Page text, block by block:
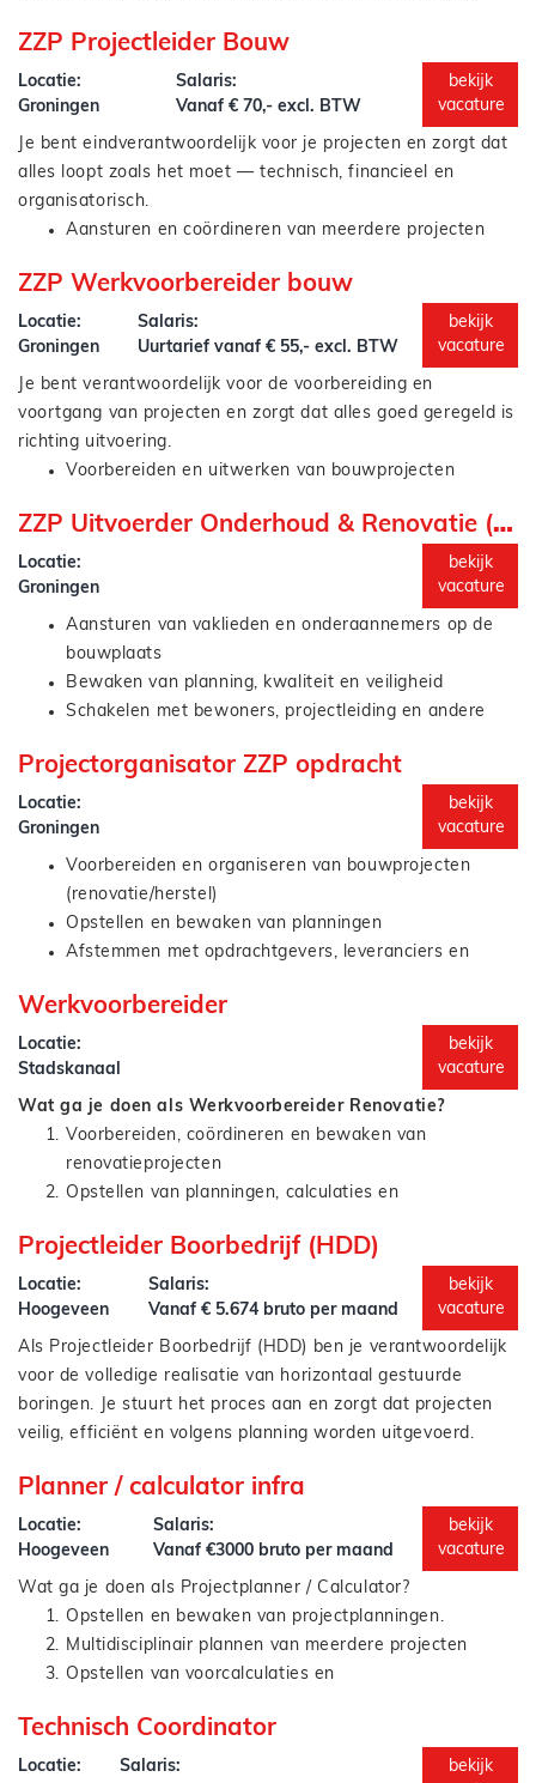
projecten
een duidelijke aanpak
Aansturen van projecten op het gebied van
landmeten, geo en civiele voorbereiding
Schakelen met opdrachtgevers, uitvoerende partijen
en interne teams
Bewaken van planning, budget en voortgang
Coördineren van werkzaamheden zoals inmeten,
Signaleren van afwijkingen en bijsturen waar nodig
Jij zorgt dat het buiten en binnen op elkaar aansluit.
ZZP Projectleider Bouw
Locatie:
Groningen
Salaris:
Vanaf € 70,- excl. BTW
bekijk
vacature
Je bent eindverantwoordelijk voor je projecten en zorgt dat
alles loopt zoals het moet — technisch, financieel en
organisatorisch.
Aansturen en coördineren van meerdere projecten
Bewaken van planning, budget en kwaliteit
Aansturen van werkvoorbereiding, uitvoering en
onderaannemers
Schakelen met opdrachtgevers, bewoners en interne
Signaleren van risico’s en bijsturen waar nodig
Zorgdragen voor een soepel verloop van
Jij bent degene die overzicht houdt en knopen doorhakt.
ZZP Werkvoorbereider bouw
Locatie:
Groningen
Salaris:
Uurtarief vanaf € 55,- excl. BTW
bekijk
vacature
Je bent verantwoordelijk voor de voorbereiding en
voortgang van projecten en zorgt dat alles goed geregeld is
richting uitvoering.
Voorbereiden en uitwerken van bouwprojecten
Opstellen en bewaken van planningen
Controleren van tekeningen, bestekken en technische
stukken
Inkoop en afstemming met leveranciers en
onderaannemers
Signaleren van knelpunten en hierop anticiperen
Schakelen met uitvoering, projectleiding en andere
Jij zorgt dat projecten blijven lopen en de uitvoering door
ZZP Uitvoerder Onderhoud & Renovatie (interim)
Locatie:
Groningen
bekijk
vacature
Aansturen van vaklieden en onderaannemers op de
bouwplaats
Bewaken van planning, kwaliteit en veiligheid
Schakelen met bewoners, projectleiding en andere
Signaleren van knelpunten en zorgen voor
oplossingen
Zorgdragen voor een soepel verloop van de uitvoering
projecten netjes en volgens afspraak worden uitgevoerd.
Projectorganisator ZZP opdracht
Locatie:
Groningen
bekijk
vacature
Voorbereiden en organiseren van bouwprojecten
(renovatie/herstel)
Opstellen en bewaken van planningen
Afstemmen met opdrachtgevers, leveranciers en
Signaleren van knelpunten en hierop anticiperen
Ondersteunen van de uitvoering en zorgen dat alles
goed blijft lopen
Schakelen tussen techniek, planning en kosten
goed voorbereid én uitgevoerd worden.
Werkvoorbereider
Locatie:
Stadskanaal
bekijk
vacature
Wat ga je doen als Werkvoorbereider Renovatie?
Voorbereiden, coördineren en bewaken van
renovatieprojecten
Opstellen van planningen, calculaties en
Ondersteunen van projectleiders
Contact onderhouden met opdrachtgevers,
leveranciers en collega’s
Signaleren van verbeterpunten en bijdragen aan
procesoptimalisatie
Projectleider Boorbedrijf (HDD)
Locatie:
Hoogeveen
Salaris:
Vanaf € 5.674 bruto per maand
bekijk
vacature
Als Projectleider Boorbedrijf (HDD) ben je verantwoordelijk
voor de volledige realisatie van horizontaal gestuurde
boringen. Je stuurt het proces aan en zorgt dat projecten
veilig, efficiënt en volgens planning worden uitgevoerd.
Leidinggeven aan HDD-projecten van opstart tot
oplevering
Opstellen en bewaken van planning, budget en
voortgang
Aansturen van uitvoerders, boorploegen en
onderaannemers
Afstemmen met opdrachtgevers en interne
Bewaken van veiligheid, kwaliteit en milieueisen
Als Projectleider Boorbedrijf (HDD) ben jij de verbindende
schakel tussen techniek, uitvoering en organisatie.
Planner / calculator infra
Locatie:
Hoogeveen
Salaris:
Vanaf €3000 bruto per maand
bekijk
vacature
Wat ga je doen als Projectplanner / Calculator?
Opstellen en bewaken van projectplanningen.
Multidisciplinair plannen van meerdere projecten
Opstellen van voorcalculaties en
Analyseren van resources, materialen en
projectactiviteiten
Je combineert structuur met inzicht en zorgt dat projecten
Technisch Coordinator
Locatie: Salaris:
bekijk